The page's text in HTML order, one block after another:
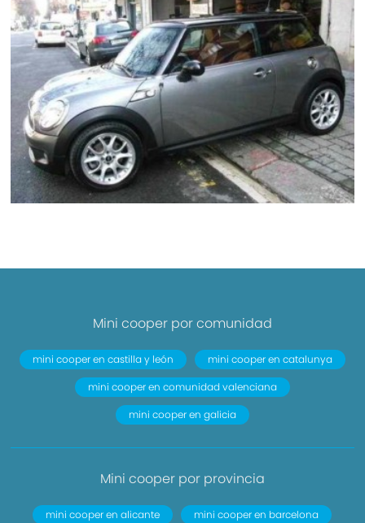
Mini cooper por comunidad
mini cooper en castilla y león
mini cooper en catalunya
mini cooper en comunidad valenciana
mini cooper en galicia
Mini cooper por provincia
mini cooper en alicante
mini cooper en barcelona